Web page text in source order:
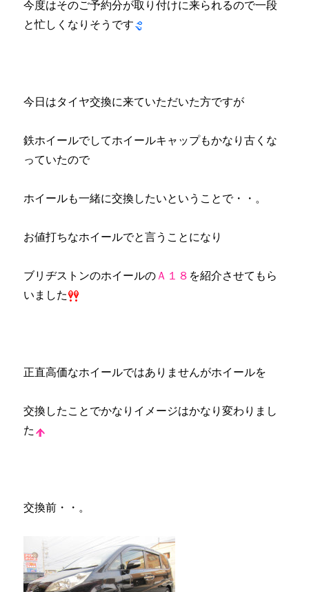
今度はそのご予約分が取り付けに来られるので一段
と忙しくなりそうです
今日はタイヤ交換に来ていただいた方ですが
鉄ホイールでしてホイールキャップもかなり古くな
っていたので
ホイールも一緒に交換したいということで・・。
お値打ちなホイールでと言うことになり
ブリヂストンのホイールのＡ１８ を紹介させてもら
いました
正直高価なホイールではありませんがホイールを
交換したことでかなりイメージはかなり変わりまし
た
交換前・・。